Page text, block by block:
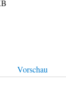
Vorschau